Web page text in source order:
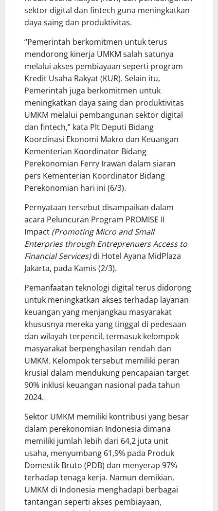
sektor digital dan fintech guna meningkatkan
daya saing dan produktivitas.
“Pemerintah berkomitmen untuk terus
mendorong kinerja UMKM salah satunya
melalui akses pembiayaan seperti program
Kredit Usaha Rakyat (KUR). Selain itu,
Pemerintah juga berkomitmen untuk
meningkatkan daya saing dan produktivitas
UMKM melalui pembangunan sektor digital
dan fintech,” kata Plt Deputi Bidang
Koordinasi Ekonomi Makro dan Keuangan
Kementerian Koordinator Bidang
Perekonomian Ferry Irawan dalam siaran
pers Kementerian Koordinator Bidang
Perekonomian hari ini (6/3).
Pernyataan tersebut disampaikan dalam
acara Peluncuran Program PROMISE II
Impact (Promoting Micro and Small
Enterpries through Entreprenuers Access to
Financial Services)di Hotel Ayana MidPlaza
Jakarta, pada Kamis (2/3).
Pemanfaatan teknologi digital terus didorong
untuk meningkatkan akses terhadap layanan
keuangan yang menjangkau masyarakat
khususnya mereka yang tinggal di pedesaan
dan wilayah terpencil, termasuk kelompok
masyarakat berpenghasilan rendah dan
UMKM. Kelompok tersebut memiliki peran
krusial dalam mendukung pencapaian target
90% inklusi keuangan nasional pada tahun
2024.
Sektor UMKM memiliki kontribusi yang besar
dalam perekonomian Indonesia dimana
memiliki jumlah lebih dari 64,2 juta unit
usaha, menyumbang 61,9% pada Produk
Domestik Bruto (PDB) dan menyerap 97%
terhadap tenaga kerja. Namun demikian,
UMKM di Indonesia menghadapi berbagai
tantangan seperti akses pembiayaan,